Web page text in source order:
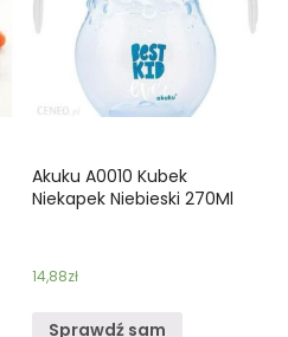
Akuku A0010 Kubek
Niekapek Niebieski 270Ml
14,88zł
Sprawdź sam